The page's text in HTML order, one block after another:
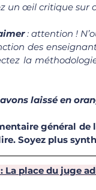
un œil critique sur
: attention !
des
la
laissé en
général de
Soyez plus
La place du juge